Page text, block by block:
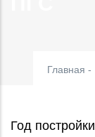
Главная -
Год постройки